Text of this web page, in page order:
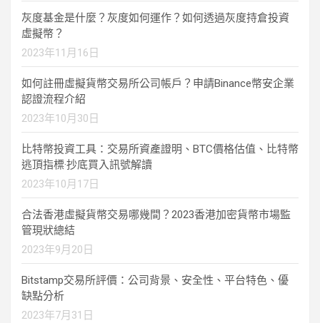
灰度基金是什麼？灰度如何運作？如何透過灰度持倉投資
虛擬幣？
2023年11月16日
如何註冊虛擬貨幣交易所公司帳戶？申請Binance幣安企業
認證流程介紹
2023年10月30日
比特幣投資工具：交易所資產證明、BTC價格估值、比特幣
逃頂指標·抄底買入訊號解讀
2023年10月17日
合法香港虛擬貨幣交易哪幾間？2023香港加密貨幣市場監
管現狀總結
2023年9月20日
Bitstamp交易所評價：公司背景、安全性、平台特色、優
缺點分析
2023年7月31日